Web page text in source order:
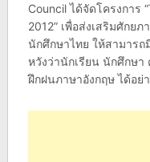
Council ได้จัดโครงการ
2012” เพื่อส่งเสริมศักย
นักศึกษาไทย ให้สามาร
หวังว่านักเรียน นักศึกษ
ฝึกฝนภาษาอังกฤษ ได้อ